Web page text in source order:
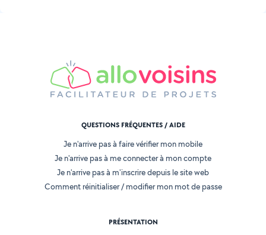
QUESTIONS FRÉQUENTES / AIDE
Je n'arrive pas à faire vérifier mon mobile
Je n'arrive pas à me connecter à mon compte
Je n'arrive pas à m'inscrire depuis le site web
Comment réinitialiser / modifier mon mot de passe
PRÉSENTATION